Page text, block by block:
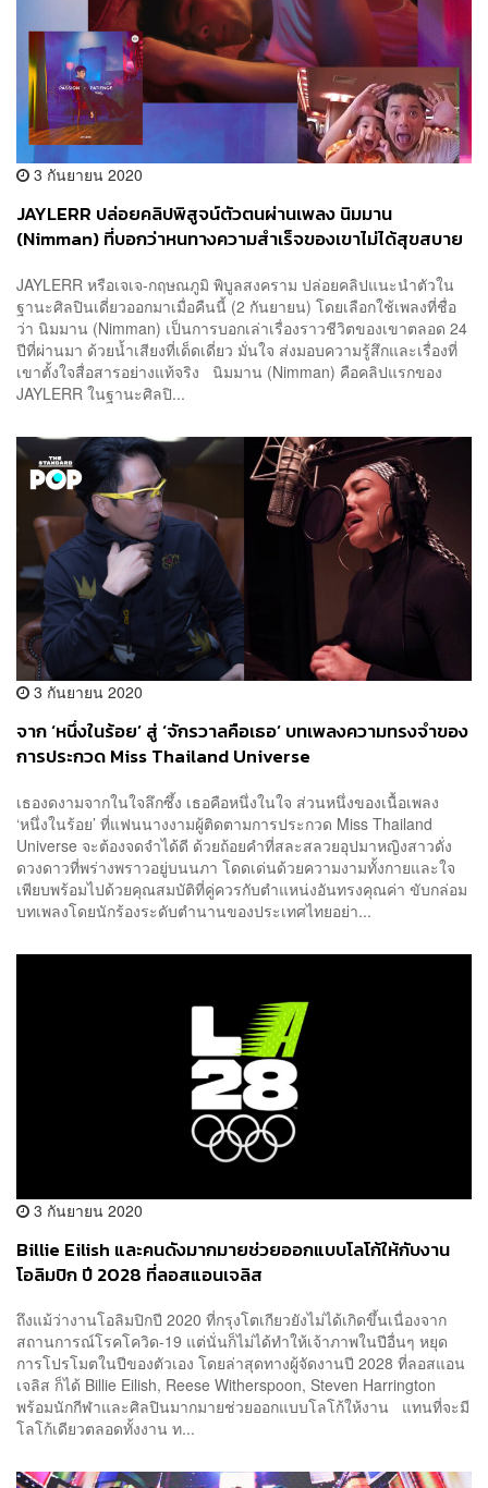
3 กันยายน 2020
JAYLERR ปล่อยคลิปพิสูจน์ตัวตนผ่านเพลง นิมมาน
(Nimman) ที่บอกว่าหนทางความสำเร็จของเขาไม่ได้สุขสบาย
JAYLERR หรือเจเจ-กฤษณภูมิ พิบูลสงคราม ปล่อยคลิปแนะนำตัวใน
ฐานะศิลปินเดี่ยวออกมาเมื่อคืนนี้ (2 กันยายน) โดยเลือกใช้เพลงที่ชื่อ
ว่า นิมมาน (Nimman) เป็นการบอกเล่าเรื่องราวชีวิตของเขาตลอด 24
ปีที่ผ่านมา ด้วยน้ำเสียงที่เด็ดเดี่ยว มั่นใจ ส่งมอบความรู้สึกและเรื่องที่
เขาตั้งใจสื่อสารอย่างแท้จริง นิมมาน (Nimman) คือคลิปแรกของ
JAYLERR ในฐานะศิลปิ...
3 กันยายน 2020
จาก ‘หนึ่งในร้อย’ สู่ ‘จักรวาลคือเธอ’ บทเพลงความทรงจำของ
การประกวด Miss Thailand Universe
เธองดงามจากในใจลึกซึ้ง เธอคือหนึ่งในใจ ส่วนหนึ่งของเนื้อเพลง
‘หนึ่งในร้อย’ ที่แฟนนางงามผู้ติดตามการประกวด Miss Thailand
Universe จะต้องจดจำได้ดี ด้วยถ้อยคำที่สละสลวยอุปมาหญิงสาวดั่ง
ดวงดาวที่พร่างพราวอยู่บนนภา โดดเด่นด้วยความงามทั้งกายและใจ
เพียบพร้อมไปด้วยคุณสมบัติที่คู่ควรกับตำแหน่งอันทรงคุณค่า ขับกล่อม
บทเพลงโดยนักร้องระดับตำนานของประเทศไทยอย่า...
3 กันยายน 2020
Billie Eilish และคนดังมากมายช่วยออกแบบโลโก้ให้กับงาน
โอลิมปิก ปี 2028 ที่ลอสแอนเจลิส
ถึงแม้ว่างานโอลิมปิกปี 2020 ที่กรุงโตเกียวยังไม่ได้เกิดขึ้นเนื่องจาก
สถานการณ์โรคโควิด-19 แต่นั่นก็ไม่ได้ทำให้เจ้าภาพในปีอื่นๆ หยุด
การโปรโมตในปีของตัวเอง โดยล่าสุดทางผู้จัดงานปี 2028 ที่ลอสแอน
เจลิส ก็ได้ Billie Eilish, Reese Witherspoon, Steven Harrington
พร้อมนักกีฬาและศิลปินมากมายช่วยออกแบบโลโก้ให้งาน แทนที่จะมี
โลโก้เดียวตลอดทั้งงาน ท...